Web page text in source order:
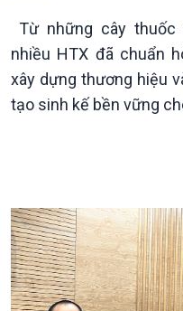
Chính trị
Đảng trong cuộc sống
Nhận diện sự thật
Pháp luật và đời sống
Từ những cây thuốc
nhiều HTX đã chuẩn
xây dựng thương hiệu
tạo sinh kế bền vững